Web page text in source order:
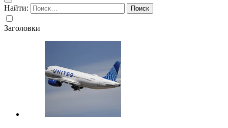
Найти:
Заголовки